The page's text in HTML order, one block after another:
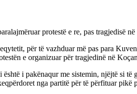
protestë e re, pas tragjedisë
për të vazhduar më pas para
e organizuar për tragjedinë në
është i pakënaqur me sistemin, njëjtë si
nga partitë për të përfituar pikë